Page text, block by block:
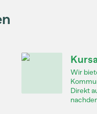
Wir
Direkt